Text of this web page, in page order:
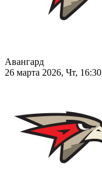
Авангард
26 марта 2026, Чт, 16:30